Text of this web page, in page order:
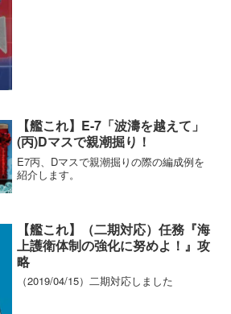
【艦これ】E-7「波濤を越えて」
(丙)Dマスで親潮掘り！
E7丙、Dマスで親潮掘りの際の編成例を
紹介します。
【艦これ】（二期対応）任務『海
上護衛体制の強化に努めよ！』攻
略
（2019/04/15）二期対応しました